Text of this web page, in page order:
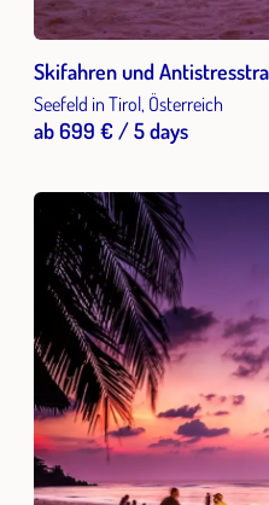
Skifahren und
Seefeld in Tirol, Österreich
ab 699 € / 5 days